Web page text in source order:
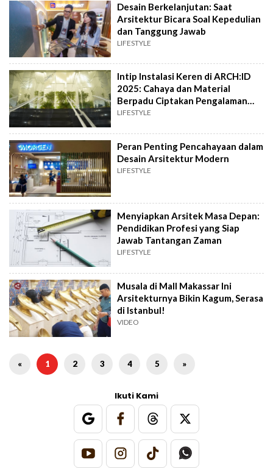
Desain Berkelanjutan: Saat
Arsitektur Bicara Soal Kepedulian
dan Tanggung Jawab
LIFESTYLE
Intip Instalasi Keren di ARCH:ID
2025: Cahaya dan Material
Berpadu Ciptakan Pengalaman
Imersif
LIFESTYLE
Peran Penting Pencahayaan dalam
Desain Arsitektur Modern
LIFESTYLE
Menyiapkan Arsitek Masa Depan:
Pendidikan Profesi yang Siap
Jawab Tantangan Zaman
LIFESTYLE
Musala di Mall Makassar Ini
Arsitekturnya Bikin Kagum, Serasa
di Istanbul!
VIDEO
« 1 2 3 4 5 »
Ikuti Kami